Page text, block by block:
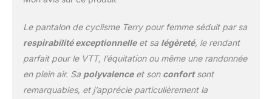
ceinture réglable et
élastique au niveau des
chevilles. Parfait pour les
loisirs en plein air :
convient pour le
Le pantalon de cyclisme Terry pour femme séduit par sa
respirabilité exceptionnelleet sa légèreté, le rendant
parfait pour le VTT, l’équitation ou même une randonnée
en plein air. Sa polyvalenceet son confortsont
remarquables, et j’apprécie particulièrement la